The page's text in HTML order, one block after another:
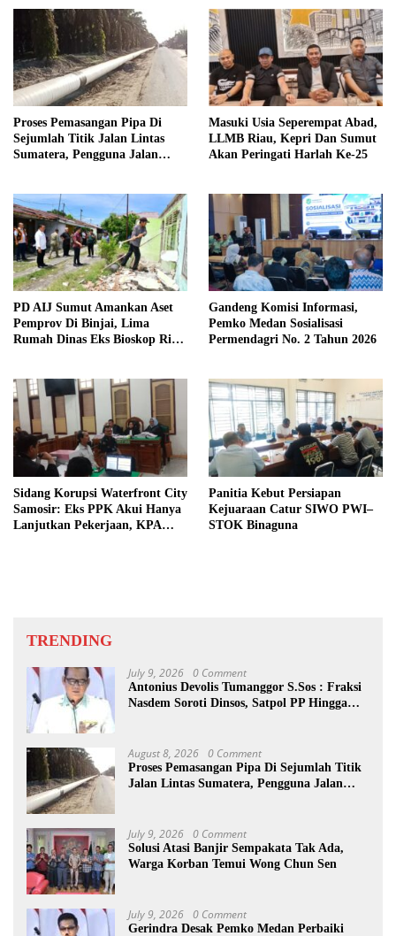
Proses Pemasangan Pipa Di
Sejumlah Titik Jalan Lintas
Sumatera, Pengguna Jalan
Masuki Usia Seperempat Abad,
LLMB Riau, Kepri Dan Sumut
Akan Peringati Harlah Ke-25
PD AIJ Sumut Amankan Aset
Pemprov Di Binjai, Lima
Rumah Dinas Eks Bioskop Ria
Gandeng Komisi Informasi,
Pemko Medan Sosialisasi
Permendagri No. 2 Tahun 2026
Sidang Korupsi Waterfront City
Samosir: Eks PPK Akui Hanya
Lanjutkan Pekerjaan, KPA
Panitia Kebut Persiapan
Kejuaraan Catur SIWO PWI–
STOK Binaguna
TRENDING
July 9, 2026 0 Comment
Antonius Devolis Tumanggor S.Sos : Fraksi
Nasdem Soroti Dinsos, Satpol PP Hingga
August 8, 2026 0 Comment
Proses Pemasangan Pipa Di Sejumlah Titik
Jalan Lintas Sumatera, Pengguna Jalan
July 9, 2026 0 Comment
Solusi Atasi Banjir Sempakata Tak Ada,
Warga Korban Temui Wong Chun Sen
July 9, 2026 0 Comment
Gerindra Desak Pemko Medan Perbaiki